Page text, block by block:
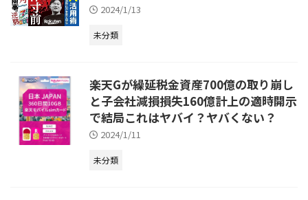
2024/1/13
未分類
楽天Gが繰延税金資産700億の取り崩し
と子会社減損損失160億計上の適時開示
で結局これはヤバイ？ヤバくない？
2024/1/11
未分類